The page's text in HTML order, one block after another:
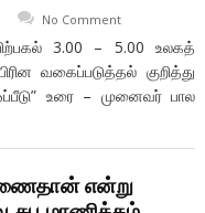
No Comment
3.00 – 5.00 உலகத்
வகைப்படுத்தல் குறித்து
உரை – முனைவர் பால
என்று